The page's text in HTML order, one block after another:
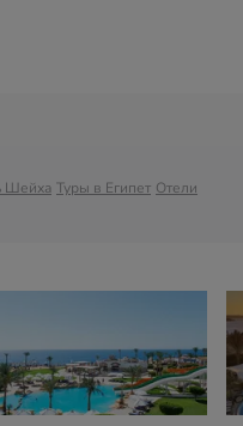
Шейха Туры в Египет Отели